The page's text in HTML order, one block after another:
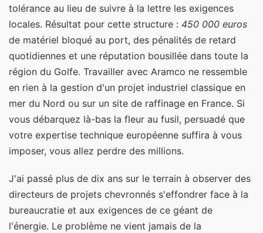
tolérance au lieu de suivre à la lettre les exigences
locales. Résultat pour cette structure : 450 000 euros
de matériel bloqué au port, des pénalités de retard
quotidiennes et une réputation bousillée dans toute la
région du Golfe. Travailler avec Aramco ne ressemble
en rien à la gestion d'un projet industriel classique en
mer du Nord ou sur un site de raffinage en France. Si
vous débarquez là-bas la fleur au fusil, persuadé que
votre expertise technique européenne suffira à vous
imposer, vous allez perdre des millions.
J'ai passé plus de dix ans sur le terrain à observer des
directeurs de projets chevronnés s'effondrer face à la
bureaucratie et aux exigences de ce géant de
l'énergie. Le problème ne vient jamais de la